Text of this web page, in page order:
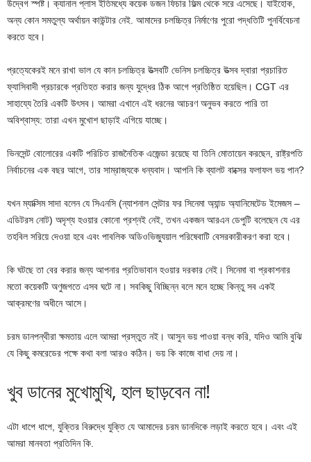
উদ্বেগ স্পষ্ট। ক্যানাল প্লাস ইতিমধ্যে কয়েক ডজন ফিচার ফিল্ম থেকে সরে এসেছে। যাইহোক,
অন্য কোন সমতুল্য অর্থায়ন কাউন্টার নেই. আমাদের চলচ্চিত্র নির্মাণের পুরো পদ্ধতিটি পুনর্বিবেচনা
করতে হবে।
প্রত্যেকেরই মনে রাখা ভাল যে কান চলচ্চিত্র উত্সবটি ভেনিস চলচ্চিত্র উত্সব দ্বারা প্রচারিত
ফ্যাসিবাদী প্রচারকে প্রতিহত করার জন্য যুদ্ধের ঠিক আগে প্রতিষ্ঠিত হয়েছিল। CGT এর
সাহায্যে তৈরি একটি উৎসব। আমরা এখানে এই ধরনের আচরণ অনুভব করতে পারি তা
অবিশ্বাস্য: তারা এখন মুখোশ ছাড়াই এগিয়ে যাচ্ছে।
ভিনসেন্ট বোলোরের একটি পরিচিত রাজনৈতিক এজেন্ডা রয়েছে যা তিনি মোতায়েন করছেন, রাষ্ট্রপতি
নির্বাচনের এক বছর আগে, তার সাম্রাজ্যকে ধন্যবাদ। আপনি কি ব্যালট বাক্সের ফলাফল ভয় পান?
যখন ম্যাক্সিম সাদা বলেন যে সিএনসি (ন্যাশনাল সেন্টার ফর সিনেমা অ্যান্ড অ্যানিমেটেড ইমেজস –
এডিটরস নোট) অদৃশ্য হওয়ার কোনো প্রশ্নই নেই, তখন একজন আরএন ডেপুটি বলেছেন যে এর
তহবিল সরিয়ে দেওয়া হবে এবং পাবলিক অডিওভিজ্যুয়াল পরিষেবাটি বেসরকারীকরণ করা হবে।
কি ঘটছে তা বের করার জন্য আপনার প্রতিভাবান হওয়ার দরকার নেই। সিনেমা বা প্রকাশনার
মতো কয়েকটি অণুজগতে এসব ঘটে না। সবকিছু বিচ্ছিন্ন বলে মনে হচ্ছে কিন্তু সব একই
আক্রমণের অধীনে আসে।
চরম ডানপন্থীরা ক্ষমতায় এলে আমরা প্রস্তুত নই। আসুন ভয় পাওয়া বন্ধ করি, যদিও আমি বুঝি
যে কিছু কমরেডের পক্ষে কথা বলা আরও কঠিন। ভয় কি কাজে বাধা দেয় না।
খুব ডানের মুখোমুখি, হাল ছাড়বেন না!
এটা ধাপে ধাপে, যুক্তির বিরুদ্ধে যুক্তি যে আমাদের চরম ডানদিকে লড়াই করতে হবে। এবং এই
আমরা মানবতা প্রতিদিন কি.